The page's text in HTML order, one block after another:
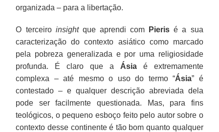
organizada – para a libertação.
O terceiro insightque aprendi com Pieris é a sua
caracterização do contexto asiático como marcado
pela pobreza generalizada e por uma religiosidade
profunda. É claro que a Ásiaé extremamente
complexa – até mesmo o uso do termo “Ásia” é
contestado – e qualquer descrição abreviada dela
pode ser facilmente questionada. Mas, para fins
teológicos, o pequeno esboço feito pelo autor sobre o
contexto desse continente é tão bom quanto qualquer